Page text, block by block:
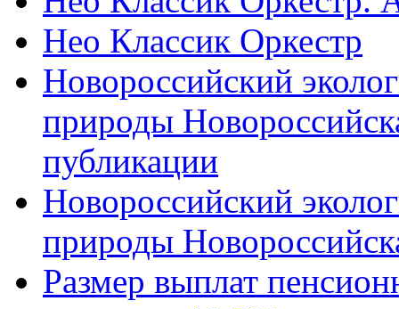
Нео Классик Оркестр
Новороссийский
природы
публикации
Новороссийский
природы
Размер выплат